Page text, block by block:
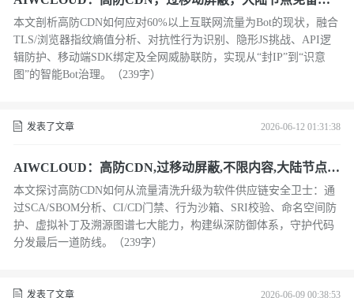
对抗自动化威胁与高级爬虫管理中的博弈论
本文剖析高防CDN如何应对60%以上互联网流量为Bot的现状，融合
TLS/浏览器指纹熵值分析、对抗性行为识别、隐形JS挑战、API逻
辑防护、移动端SDK绑定及全网威胁联防，实现从“封IP”到“识意
图”的智能Bot治理。（239字）
发表了文章 2026-06-12 01:31:38
AIWCLOUD：高防CDN,过移动屏蔽,不限内容,大陆节点免
备在供应链安全与软件成分分析中的纵深防御
本文探讨高防CDN如何从流量清洗升级为软件供应链安全卫士：通
过SCA/SBOM分析、CI/CD门禁、行为沙箱、SRI校验、命名空间防
护、虚拟补丁及溯源图谱七大能力，构建纵深防御体系，守护代码
分发最后一道防线。（239字）
发表了文章 2026-06-09 00:38:53